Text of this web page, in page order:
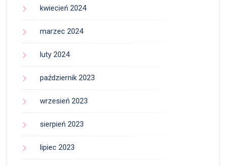
kwiecień 2024
marzec 2024
luty 2024
październik 2023
wrzesień 2023
sierpień 2023
lipiec 2023